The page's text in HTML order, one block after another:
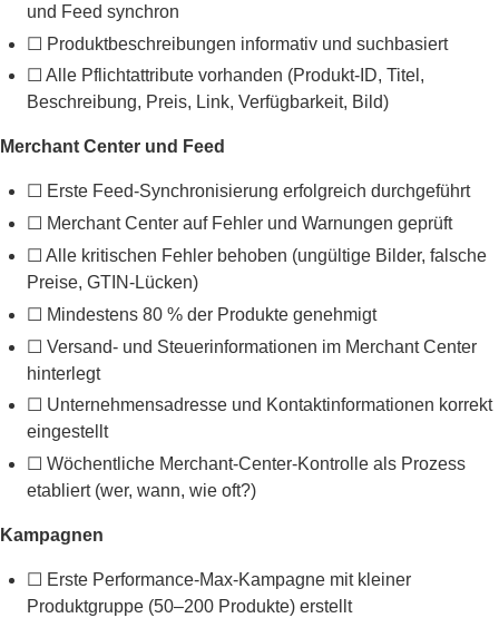
und Feed synchron
☐ Produktbeschreibungen informativ und suchbasiert
☐ Alle Pflichtattribute vorhanden (Produkt-ID, Titel,
Beschreibung, Preis, Link, Verfügbarkeit, Bild)
Merchant Center und Feed
☐ Erste Feed-Synchronisierung erfolgreich durchgeführt
☐ Merchant Center auf Fehler und Warnungen geprüft
☐ Alle kritischen Fehler behoben (ungültige Bilder, falsche
Preise, GTIN-Lücken)
☐ Mindestens 80 % der Produkte genehmigt
☐ Versand- und Steuerinformationen im Merchant Center
hinterlegt
☐ Unternehmensadresse und Kontaktinformationen korrekt
eingestellt
☐ Wöchentliche Merchant-Center-Kontrolle als Prozess
etabliert (wer, wann, wie oft?)
Kampagnen
☐ Erste Performance-Max-Kampagne mit kleiner
Produktgruppe (50–200 Produkte) erstellt